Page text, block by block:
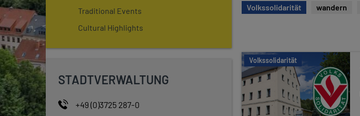
Traditional Events
Cultural Highlights
STADTVERWALTUNG
+49 (0)3725 287-0
Volkssolidarität wandern
Volkssolidarität